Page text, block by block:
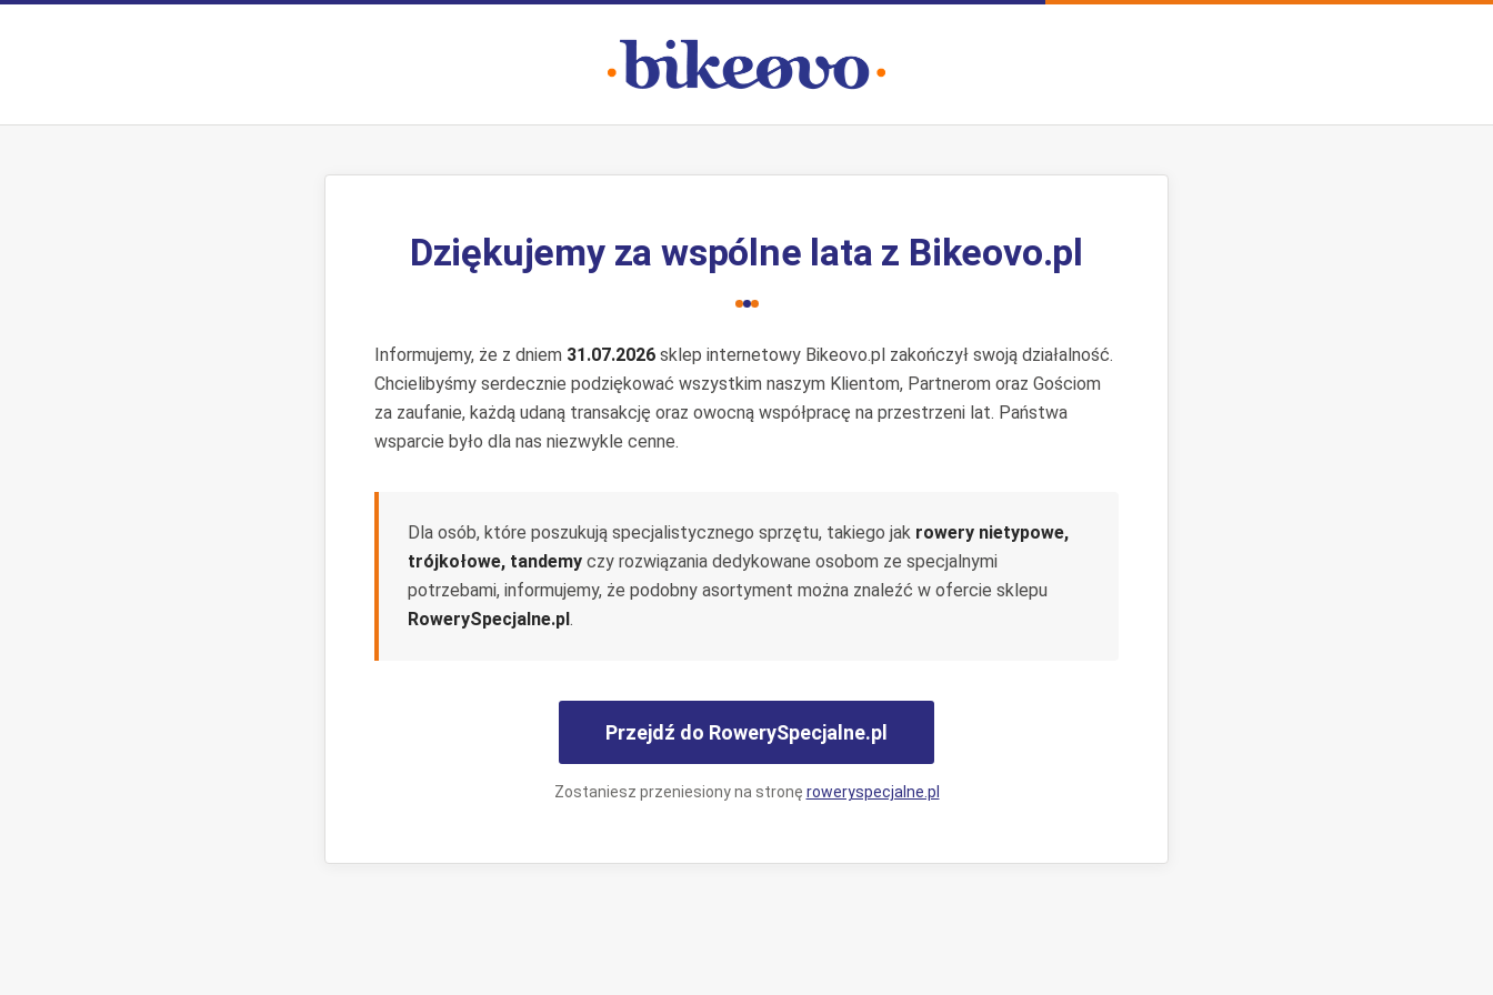
Dziękujemy za wspólne lata z Bikeovo.pl
Informujemy, że z dniem 31.07.2026 sklep internetowy Bikeovo.pl zakończył swoją działalność.
Chcielibyśmy serdecznie podziękować wszystkim naszym Klientom, Partnerom oraz Gościom
za zaufanie, każdą udaną transakcję oraz owocną współpracę na przestrzeni lat. Państwa
wsparcie było dla nas niezwykle cenne.
Dla osób, które poszukują specjalistycznego sprzętu, takiego jak rowery nietypowe,
trójkołowe, tandemy czy rozwiązania dedykowane osobom ze specjalnymi
potrzebami, informujemy, że podobny asortyment można znaleźć w ofercie sklepu
RowerySpecjalne.pl.
Przejdź do RowerySpecjalne.pl
Zostaniesz przeniesiony na stronę roweryspecjalne.pl